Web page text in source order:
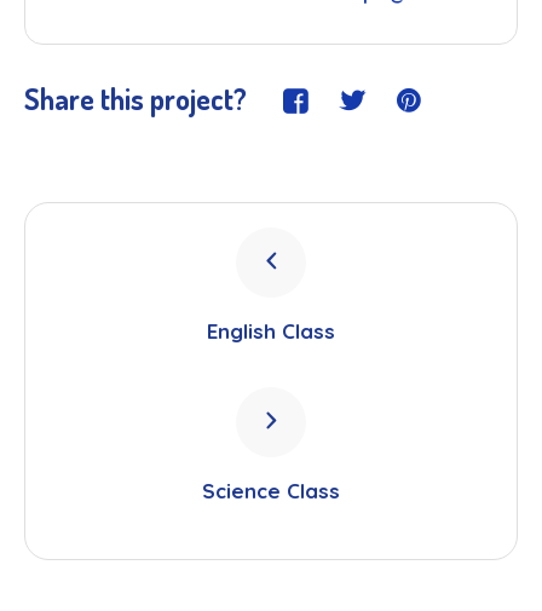
Share this project?
English Class
Science Class